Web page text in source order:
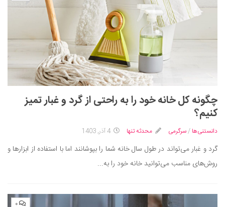
چگونه کل خانه خود را به راحتی از گرد و غبار تمیز
کنیم؟
دانستنی‌ها /سرگرمی محدثه تنها 4 آذر, 1403
گرد و غبار می‌تواند در طول سال خانه شما را بپوشانند اما با استفاده از ابزارها و
روش‌های مناسب می‌توانید خانه خود را به...
۰